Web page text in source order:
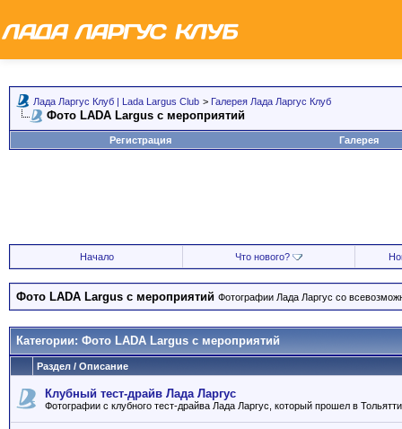
Лада Ларгус Клуб | Lada Largus Club > Галерея Лада Ларгус Клуб
Фото LADA Largus с мероприятий
Регистрация Галерея
Начало Что нового?
Фото LADA Largus с мероприятий Фотографии Лада Ларгус со
Категории: Фото LADA Largus с мероприятий
Раздел / Описание
Клубный тест-драйв Лада Ларгус
Фотографии с клубного тест-драйва Лада Ларгус, который прошел в